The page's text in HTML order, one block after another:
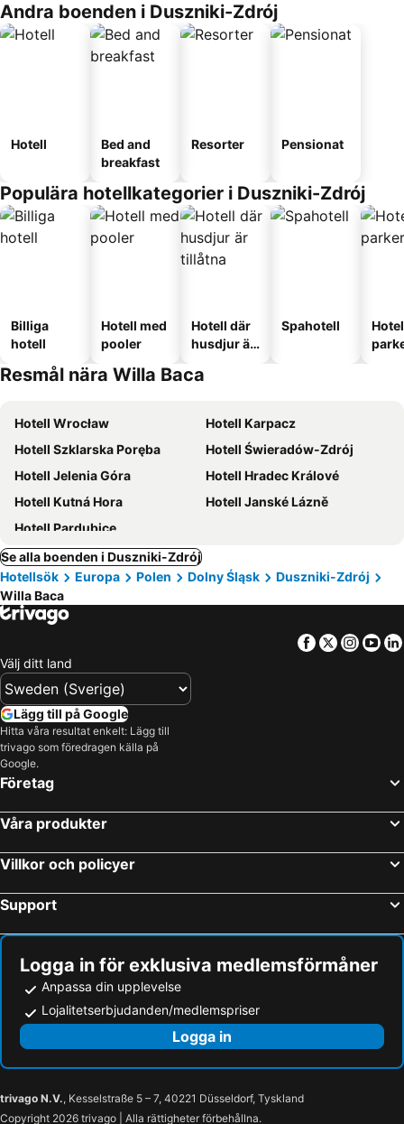
Andra boenden i Duszniki-Zdrój
Hotell
Bed and
breakfast
Resorter Pensionat
Populära hotellkategorier i Duszniki-Zdrój
Billiga
hotell
Hotell med
pooler
Hotell där
husdjur är
Spahotell
Resmål nära Willa Baca
Hotell Wrocław
Hotell Karpacz
Hotell Szklarska Poręba
Hotell Świeradów-Zdrój
Hotell Jelenia Góra
Hotell Hradec Králové
Hotell Kutná Hora
Hotell Janské Lázně
Hotell Pardubice
Se alla boenden i Duszniki-Zdrój
Hotellsök
Europa Polen Dolny Śląsk
Duszniki-Zdrój
Willa Baca
Facebook
Twitter
Välj ditt land
Lägg till på Google
Hitta våra resultat enkelt: Lägg till
trivago som föredragen källa på
Google.
Företag
Våra produkter
Villkor och policyer
Support
Logga in för exklusiva medlemsförmåner
Anpassa din upplevelse
Lojalitetserbjudanden/medlemspriser
Logga in
trivago N.V., Kesselstraße 5 – 7, 40221 Düsseldorf, Tyskland
Copyright 2026 trivago | Alla rättigheter förbehållna.